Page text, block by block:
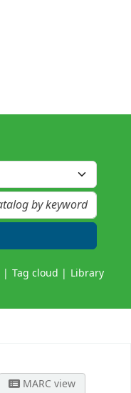
Tag cloud Library
MARC view